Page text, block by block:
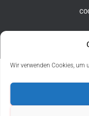
Wir verwenden Cookies, um